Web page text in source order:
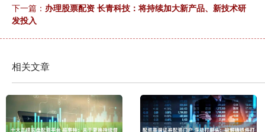
下一篇： 办理股票配资 长青科技：将持续加大新产品、新技术研
发投入
相关文章